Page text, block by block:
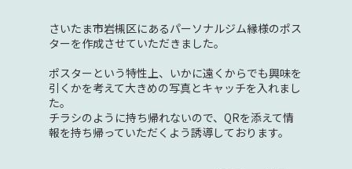
さいたま市岩槻区にあるパーソナルジム縁様のポス
ターを作成させていただきました。
ポスターという特性上、いかに遠くからでも興味を
引くかを考えて大きめの写真とキャッチを入れまし
た。
チラシのように持ち帰れないので、QRを添えて情
報を持ち帰っていただくよう誘導しております。